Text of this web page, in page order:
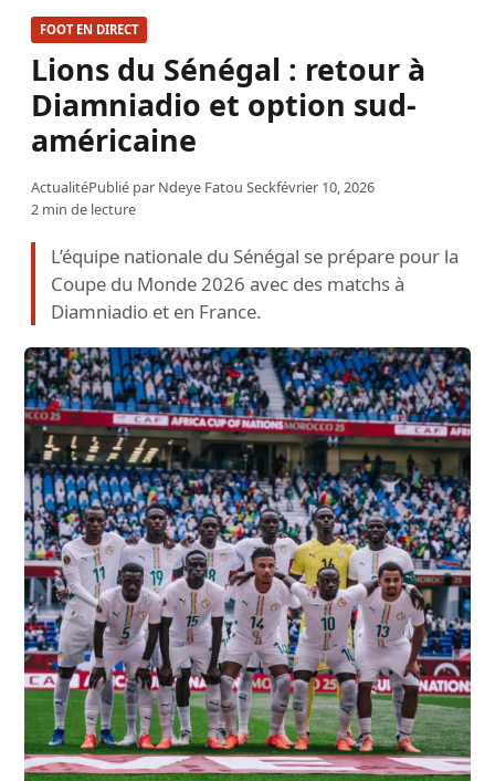
FOOT EN DIRECT
Lions du Sénégal : retour à
Diamniadio et option sud-
américaine
ActualitéPublié par Ndeye Fatou Seckfévrier 10, 2026
2 min de lecture
L’équipe nationale du Sénégal se prépare pour la
Coupe du Monde 2026 avec des matchs à
Diamniadio et en France.